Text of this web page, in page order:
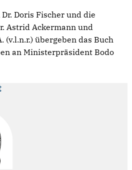
Doris Fischer und die
Astrid Ackermann und
(v.l.n.r.) übergeben das Buch
an Ministerpräsident Bodo